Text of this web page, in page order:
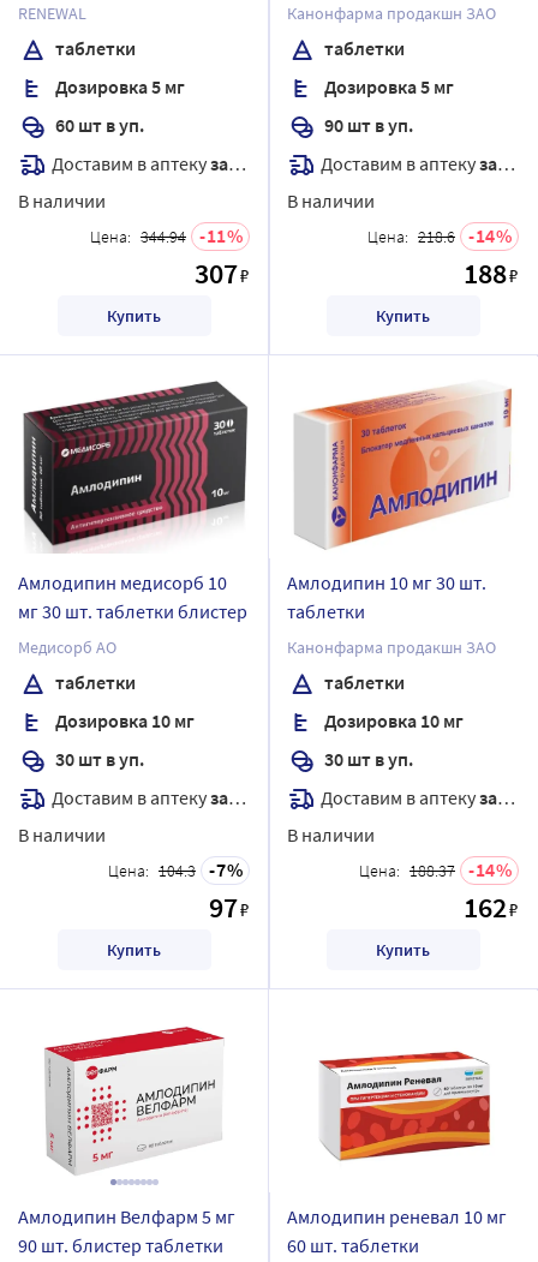
RENEWAL
таблетки
Дозировка 5 мг
60 шт в уп.
Доставим в аптекузавтра
В наличии
Цена: 344.94 11
307₽
Купить
Канонфарма продакшн ЗАО
таблетки
Дозировка 5 мг
90 шт в уп.
Доставим в аптекузавтра
В наличии
Цена: 218.6 14
188₽
Купить
Амлодипин медисорб 10
мг 30 шт. таблетки блистер
Медисорб АО
таблетки
Дозировка 10 мг
30 шт в уп.
Доставим в аптекузавтра
В наличии
Цена: 104.3 7
97₽
Купить
Амлодипин 10 мг 30 шт.
таблетки
Канонфарма продакшн ЗАО
таблетки
Дозировка 10 мг
30 шт в уп.
Доставим в аптекузавтра
В наличии
Цена: 188.37 14
162₽
Купить
Амлодипин Велфарм 5 мг
90 шт. блистер таблетки
Амлодипин реневал 10 мг
60 шт. таблетки